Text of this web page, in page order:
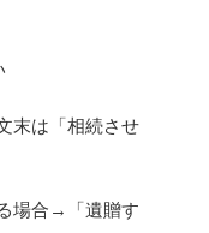
末は「相続させ
場合→「遺贈す